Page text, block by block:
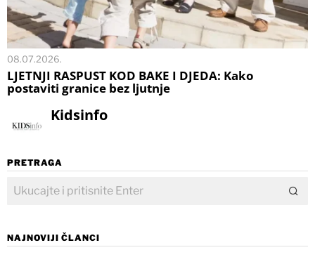
08.07.2026.
LJETNJI RASPUST KOD BAKE I DJEDA: Kako
postaviti granice bez ljutnje
Kidsinfo
PRETRAGA
NAJNOVIJI ČLANCI